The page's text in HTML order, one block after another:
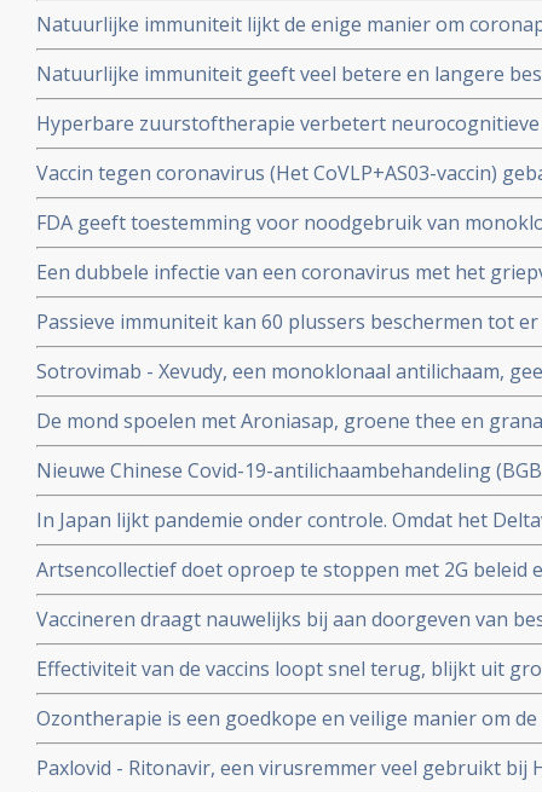
Natuurlijke immuniteit lijkt de enige manier om
Zweeds onderzoek ziet effectiviteit van vaccins binnen
nagenoeg geen bescherming meer.
Natuurlijke immuniteit geeft veel betere en langere
coronavirus - Covid-19 dan een vaccin dat zijn
Hyperbare zuurstoftherapie verbetert
veroorzaakt door coronabesmetting bij patienten met
Vaccin tegen coronavirus (Het CoVLP+AS03-vaccin)
stoffen geeft uitstekende bescherming tegen ziek
ziekte (78 procent)
FDA geeft toestemming voor noodgebruik van
(tixagevimab plus cilgavimab) voor preventie van
immuunziekte die niet goed reageren op de
Een dubbele infectie van een coronavirus met het
ziekte en meer ziekenhuisopnames en overlijdingen
studie.
Passieve immuniteit kan 60 plussers beschermen tot
viroloog Jaap Goudsmid
Sotrovimab - Xevudy, een monoklonaal antilichaam,
bij patienten die reeds besmet zijn. EMA gaat snel
gebruik in Europa.
De mond spoelen met Aroniasap, groene thee en
het coronavirus - Covid-19 virus en geeft 80 tot 97
doorgeven van virus.
Nieuwe Chinese Covid-19-antilichaambehandeling
Covid-19 - coronavirus is veelbelovend en
Chinese coronapatienten
In Japan lijkt pandemie onder controle. Omdat het
gemuteerd of omdat er veel ivermectine wordt
Artsencollectief doet oproep te stoppen met 2G beleid
de druk op de zorg te verminderen
Vaccineren draagt nauwelijks bij aan doorgeven van
vaccineren lijkt juist doorgeven van besmettingen en
stimuleren. Bewijst groot internationaal onderzoek in
Effectiviteit van de vaccins loopt snel terug, blijkt uit
onder 800.000 veteranen.
Ozontherapie is een goedkope en veilige manier om
virussen - de overvloedige zwavel bevattende
SARS-CoV-2 aan te pakken en te elimineren
Paxlovid - Ritonavir, een virusremmer veel gebruikt bij